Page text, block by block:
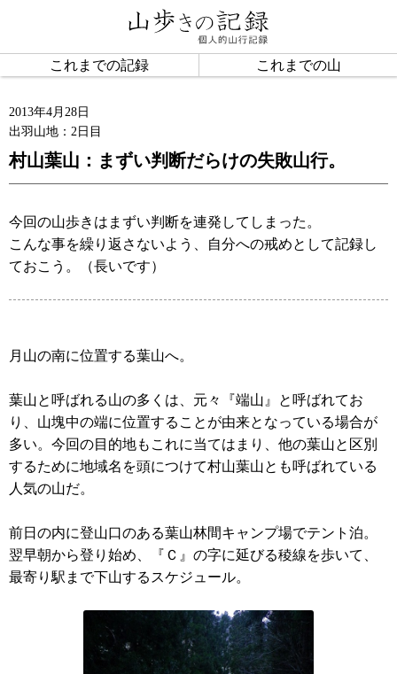
これまでの記録 これまでの山
2013年4月28日
出羽山地：2日目
村山葉山：まずい判断だらけの失敗山行。
今回の山歩きはまずい判断を連発してしまった。
こんな事を繰り返さないよう、自分への戒めとして記録し
ておこう。（長いです）
月山の南に位置する葉山へ。
葉山と呼ばれる山の多くは、元々『端山』と呼ばれてお
り、山塊中の端に位置することが由来となっている場合が
多い。今回の目的地もこれに当てはまり、他の葉山と区別
するために地域名を頭につけて村山葉山とも呼ばれている
人気の山だ。
前日の内に登山口のある葉山林間キャンプ場でテント泊。
翌早朝から登り始め、『Ｃ』の字に延びる稜線を歩いて、
最寄り駅まで下山するスケジュール。